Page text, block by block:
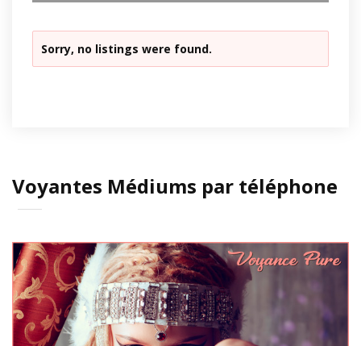
Sorry, no listings were found.
Voyantes Médiums par téléphone